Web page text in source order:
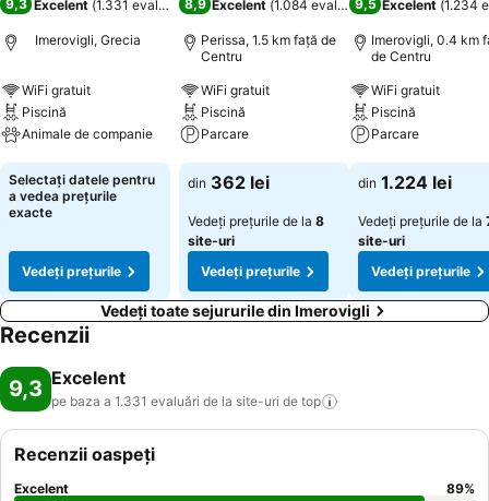
9,3 Excelent (1.331 evaluări)
Imerovigli, Grecia
WiFi gratuit
Piscină
Animale de companie
Vedeți prețurile
Selectați datele pentru
a vedea prețurile
exacte
Vedeți prețurile
8,9 Excelent (1.084 evaluări)
Perissa, 1.5 km faţă de
Centru
WiFi gratuit
Piscină
Parcare
Vedeți prețurile
din 362 lei
Vedeți prețurile de la 8
site-uri
Vedeți prețurile
9,5 Excelent (1.234
Imerovigli, 0.4 km
de Centru
WiFi gratuit
Piscină
Parcare
Vedeți prețurile
din 1.224 lei
Vedeți prețurile de la
site-uri
Vedeți prețurile
Vedeți toate sejururile din Imerovigli
Recenzii
9,3 Excelent
pe baza a 1.331 evaluări de la site-uri de top
Recenzii oaspeți
Excelent 89%